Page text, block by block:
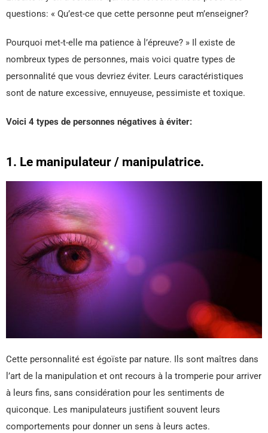
questions: « Qu’est-ce que cette personne peut m’enseigner?
Pourquoi met-t-elle ma patience à l’épreuve? » Il existe de
nombreux types de personnes, mais voici quatre types de
personnalité que vous devriez éviter. Leurs caractéristiques
sont de nature excessive, ennuyeuse, pessimiste et toxique.
Voici 4 types de personnes négatives à éviter:
1. Le manipulateur / manipulatrice.
Cette personnalité est égoïste par nature. Ils sont maîtres dans
l’art de la manipulation et ont recours à la tromperie pour arriver
à leurs fins, sans considération pour les sentiments de
quiconque. Les manipulateurs justifient souvent leurs
comportements pour donner un sens à leurs actes.